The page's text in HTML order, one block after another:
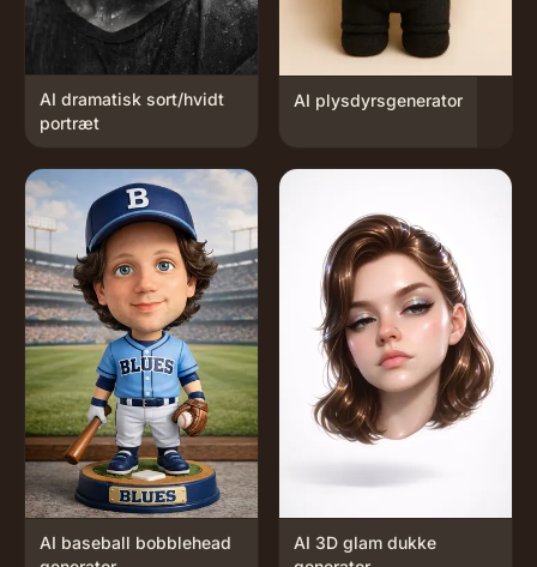
AI dramatisk sort/hvidt
portræt
AI plysdyrsgenerator
AI baseball bobblehead
AI 3D glam dukke